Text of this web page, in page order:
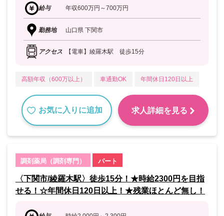
給与 年収600万円～700万円
勤務地 山口県 下関市
アクセス 【電車】綾羅木駅 徒歩15分
高額年収（600万以上） 車通勤OK 年間休日120日以上
お気に入りに追加 求人詳細を見る
調剤薬局（調剤専門） パート
〈下関市/綾羅木駅〉徒歩15分！★時給2300円を目指
せる！☆年間休日120日以上！★残業ほとんど無し！